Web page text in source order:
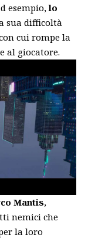
esempio, lo
sua difficoltà
cui rompe la
al giocatore.
Mantis,
nemici che
la loro